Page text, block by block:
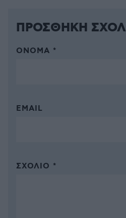
ΠΡΟΣΘΗΚΗ
ΌΝΟΜΑ *
EMAIL
ΣΧΌΛΙΟ *